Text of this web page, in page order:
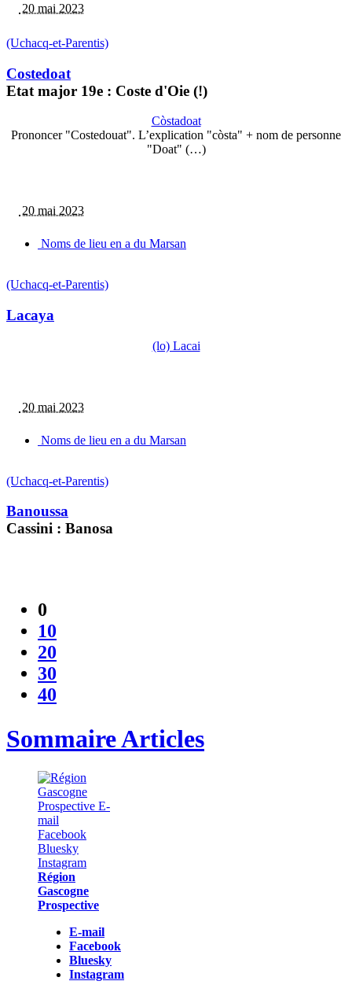
20 mai 2023
(Uchacq-et-Parentis)
Costedoat
Etat major 19e : Coste d'Oie (!)
Còstadoat
Prononcer "Costedouat". L’explication "còsta" + nom de personne
"Doat" (…)
20 mai 2023
Noms de lieu en a du Marsan
(Uchacq-et-Parentis)
Lacaya
(lo) Lacai
20 mai 2023
Noms de lieu en a du Marsan
(Uchacq-et-Parentis)
Banoussa
Cassini : Banosa
0
10
20
30
40
Sommaire Articles
Région
Gascogne
Prospective
E-mail
Facebook
Bluesky
Instagram